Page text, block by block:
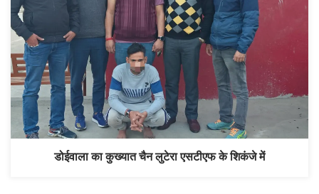
डोईवाला का कुख्यात चैन लुटेरा एसटीएफ के शिकंजे में